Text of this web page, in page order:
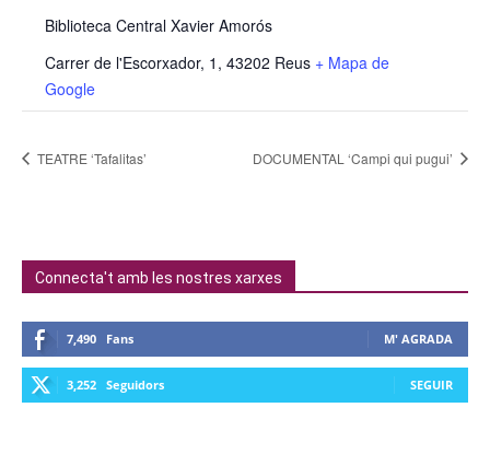
Biblioteca Central Xavier Amorós
Carrer de l'Escorxador, 1, 43202 Reus + Mapa de
Google
TEATRE ‘Tafalitas’ DOCUMENTAL ‘Campi qui pugui’
Connecta't amb les nostres xarxes
7,490 Fans M' AGRADA
3,252 Seguidors SEGUIR